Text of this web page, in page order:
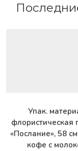
Упак.
флористическая
«Послание», 58
кофе с